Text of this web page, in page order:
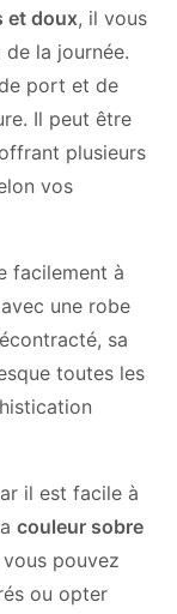
et doux, il vous
la journée.
port et de
Il peut être
plusieurs
vos
facilement à
une robe
sa
toutes les
il est facile à
couleur sobre
pouvez
ou opter